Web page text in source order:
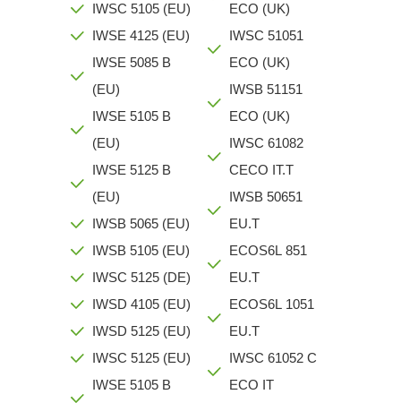
IWSC 5105 (EU)
IWSE 4125 (EU)
IWSE 5085 B
(EU)
IWSE 5105 B
(EU)
IWSE 5125 B
(EU)
IWSB 5065 (EU)
IWSB 5105 (EU)
IWSC 5125 (DE)
IWSD 4105 (EU)
IWSD 5125 (EU)
IWSC 5125 (EU)
IWSE 5105 B
ECO (UK)
IWSC 51051
ECO (UK)
IWSB 51151
ECO (UK)
IWSC 61082
CECO IT.T
IWSB 50651
EU.T
ECOS6L 851
EU.T
ECOS6L 1051
EU.T
IWSC 61052 C
ECO IT